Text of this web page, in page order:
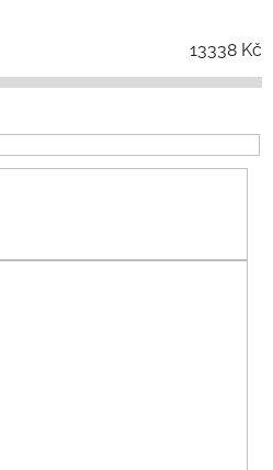
13338 Kč